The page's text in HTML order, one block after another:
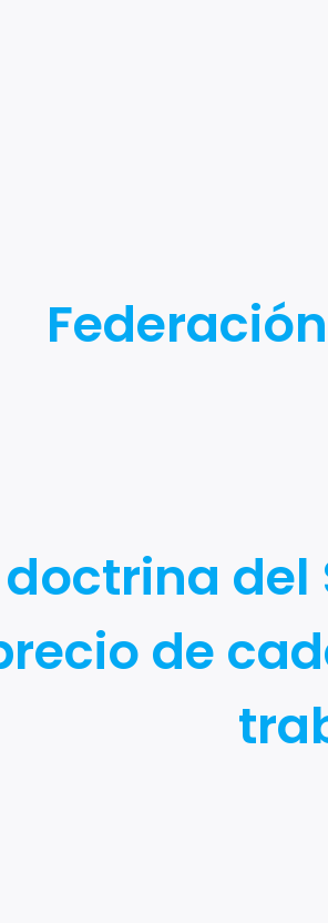
doctrina del
de